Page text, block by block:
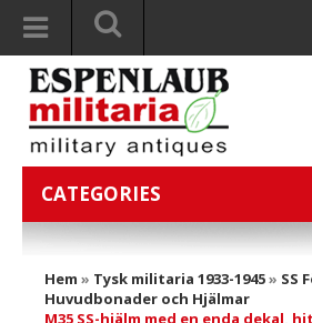
CATEGORIES
Hem » Tysk militaria 1933-1945» SS
Huvudbonader och Hjälmar
M35 SS-hjälm med en enda dekal,